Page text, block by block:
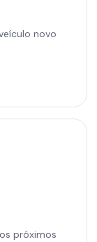
novo
próximos